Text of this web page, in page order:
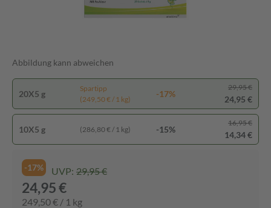
Abbildung kann abweichen
20X5 g
Spartipp
(249,50 € / 1 kg)
-17%
29,95 €
24,95 €
10X5 g (286,80 € / 1 kg) -15%
16,95 €
14,34 €
-17% UVP: 29,95 €
24,95 €
249,50 € / 1 kg